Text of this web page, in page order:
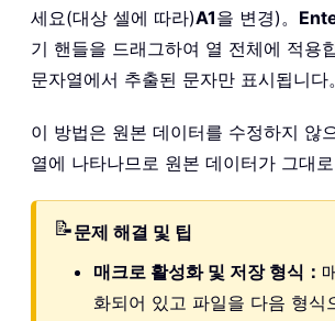
세요(대상 셀에 따라)A1을 변경)。
기 핸들을 드래그하여 열 전체에 적용
문자열에서 추출된 문자만 표시됩니다。
이 방법은 원본 데이터를 수정하지 않
열에 나타나므로 원본 데이터가 그대로
📝문제 해결 및 팁
매크로 활성화 및 저장 형식：
화되어 있고 파일을 다음 형식